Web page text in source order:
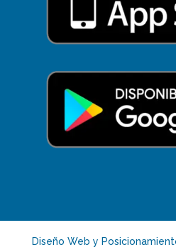
Diseño Web y